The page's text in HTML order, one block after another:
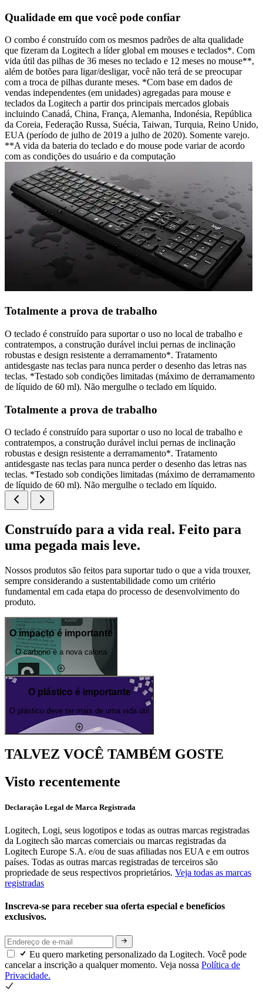
Qualidade em que você pode confiar
O combo é construído com os mesmos padrões de alta qualidade
que fizeram da Logitech a líder global em mouses e teclados*. Com
vida útil das pilhas de 36 meses no teclado e 12 meses no mouse**,
além de botões para ligar/desligar, você não terá de se preocupar
com a troca de pilhas durante meses. *Com base em dados de
vendas independentes (em unidades) agregadas para mouse e
teclados da Logitech a partir dos principais mercados globais
incluindo Canadá, China, França, Alemanha, Indonésia, República
da Coreia, Federação Russa, Suécia, Taiwan, Turquia, Reino Unido,
EUA (período de julho de 2019 a julho de 2020). Somente varejo.
**A vida da bateria do teclado e do mouse pode variar de acordo
com as condições do usuário e da computação
Totalmente a prova de trabalho
O teclado é construído para suportar o uso no local de trabalho e
contratempos, a construção durável inclui pernas de inclinação
robustas e design resistente a derramamento*. Tratamento
antidesgaste nas teclas para nunca perder o desenho das letras nas
teclas. *Testado sob condições limitadas (máximo de derramamento
de líquido de 60 ml). Não mergulhe o teclado em líquido.
Totalmente a prova de trabalho
O teclado é construído para suportar o uso no local de trabalho e
contratempos, a construção durável inclui pernas de inclinação
robustas e design resistente a derramamento*. Tratamento
antidesgaste nas teclas para nunca perder o desenho das letras nas
teclas. *Testado sob condições limitadas (máximo de derramamento
de líquido de 60 ml). Não mergulhe o teclado em líquido.
Construído para a vida real. Feito para
uma pegada mais leve.
Nossos produtos são feitos para suportar tudo o que a vida trouxer,
sempre considerando a sustentabilidade como um critério
fundamental em cada etapa do processo de desenvolvimento do
produto.
O impacto é importante
O carbono é a nova caloria
O plástico é importante
O plástico deve ter mais de uma vida útil
TALVEZ VOCÊ TAMBÉM GOSTE
Visto recentemente
Declaração Legal de Marca Registrada
Logitech, Logi, seus logotipos e todas as outras marcas registradas
da Logitech são marcas comerciais ou marcas registradas da
Logitech Europe S.A. e/ou de suas afiliadas nos EUA e em outros
países. Todas as outras marcas registradas de terceiros são
propriedade de seus respectivos proprietários. Veja todas as marcas
registradas
Inscreva-se para receber sua oferta especial e benefícios
exclusivos.
Eu quero marketing personalizado da Logitech. Você pode
cancelar a inscrição a qualquer momento. Veja nossa Política de
Privacidade.